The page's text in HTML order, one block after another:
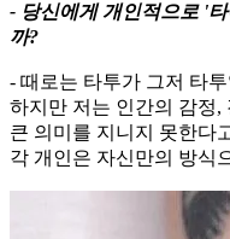
- 당신에게 개인적으로 '
까?
- 때로는 타투가 그저 타
하지만 저는 인간의 감정,
큰 의미를 지니지 못한다
각 개인은 자신만의 방식